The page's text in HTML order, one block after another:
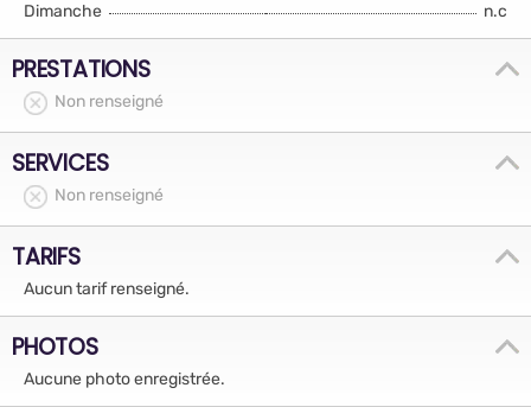
Dimanche
n.c
PRESTATIONS
Non renseigné
SERVICES
Non renseigné
TARIFS
Aucun tarif renseigné.
PHOTOS
Aucune photo enregistrée.